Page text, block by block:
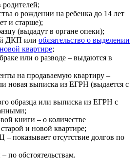
родителей;
о рождении на ребенка до 14 лет
и старше);
(выдадут в органе опеки);
ДКП или обязательство о выделении
квартире;
или о разводе – выдаются в
на продаваемую квартиру –
новая выписка из ЕГРН (выдается с
образца или выписка из ЕГРН с
книги – о количестве
и новой квартире;
показывает отсутствие долгов по
по обстоятельствам.